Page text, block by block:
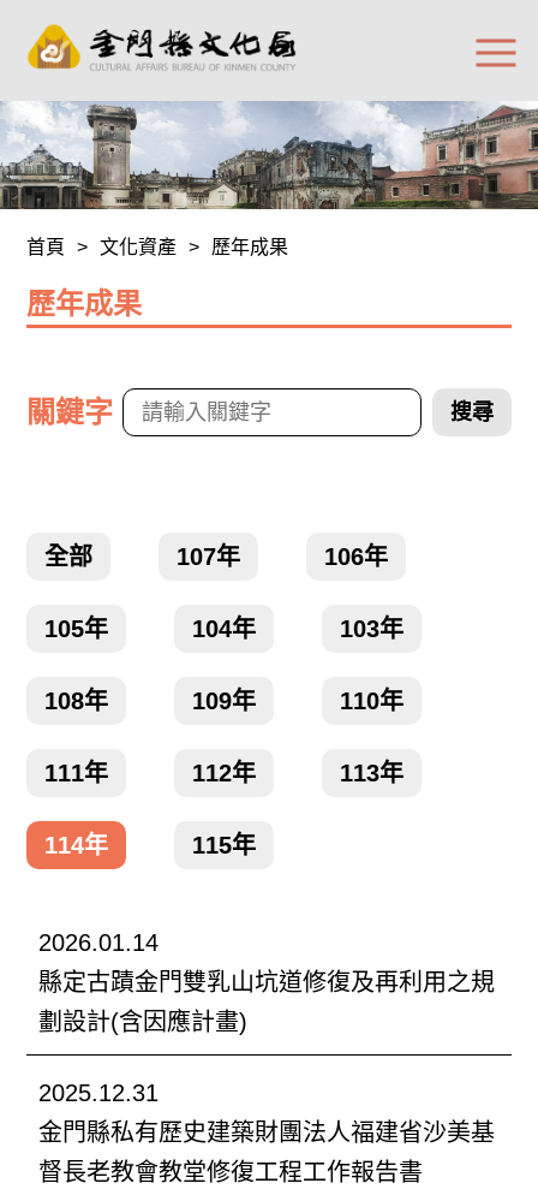
首頁 > 文化資產 > 歷年成果
歷年成果
關鍵字 搜尋
全部 107年 106年
105年 104年 103年
108年 109年 110年
111年 112年 113年
114年 115年
2026.01.14
縣定古蹟金門雙乳山坑道修復及再利用之規
劃設計(含因應計畫)
2025.12.31
金門縣私有歷史建築財團法⼈福建省沙美基
督長老教會教堂修復⼯程工作報告書